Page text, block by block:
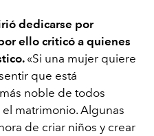
dedicarse por
ello criticó a quienes
«Si una mujer quiere
que está
noble de todos
matrimonio. Algunas
de criar niños y crear